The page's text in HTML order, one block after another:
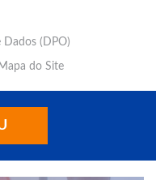
Dados (DPO)
Mapa do Site